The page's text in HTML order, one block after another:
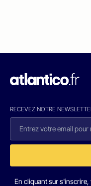
RECEVEZ NOTRE
En cliquant sur